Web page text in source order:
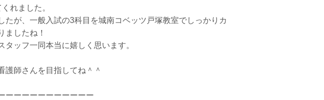
れました。
たが、一般入試の3科目を城南コベッツ戸塚教室でしっかりカ
ましたね！
ッフ一同本当に嬉しく思います。
護師さんを目指してね＾＾
ーーーーーーーーーーー